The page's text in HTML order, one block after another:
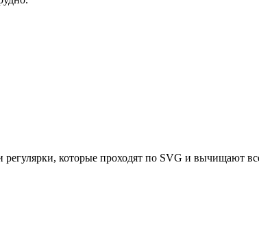
которые проходят по SVG и вычищают